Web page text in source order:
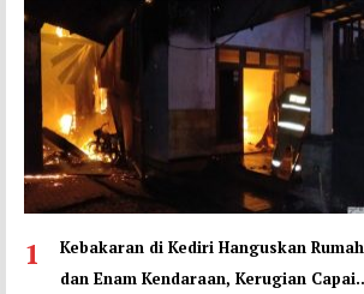
1
Kebakaran di Kediri Hanguskan Rumah
dan Enam Kendaraan, Kerugian Capai